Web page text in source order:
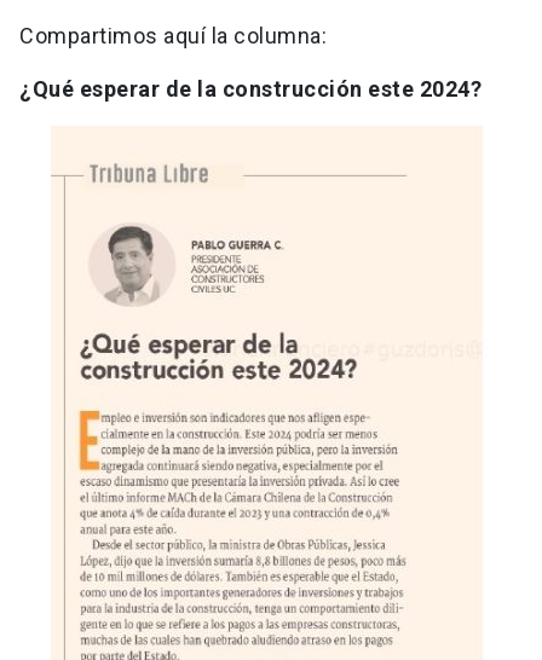
Compartimos aquí la columna:
¿Qué esperar de la construcción este 2024?